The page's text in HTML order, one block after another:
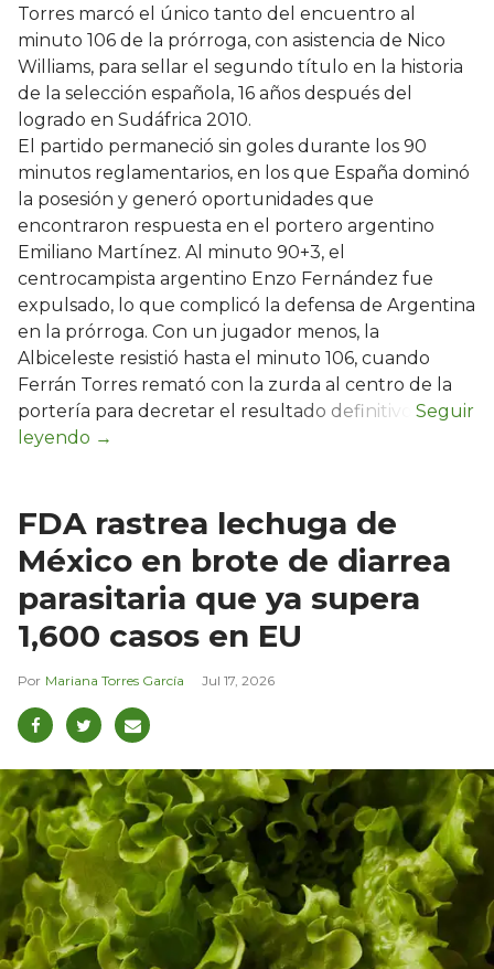
Torres marcó el único tanto del encuentro al
minuto 106 de la prórroga, con asistencia de Nico
Williams, para sellar el segundo título en la historia
de la selección española, 16 años después del
logrado en Sudáfrica 2010.
El partido permaneció sin goles durante los 90
minutos reglamentarios, en los que España dominó
la posesión y generó oportunidades que
encontraron respuesta en el portero argentino
Emiliano Martínez. Al minuto 90+3, el
centrocampista argentino Enzo Fernández fue
expulsado, lo que complicó la defensa de Argentina
en la prórroga. Con un jugador menos, la
Albiceleste resistió hasta el minuto 106, cuando
Ferrán Torres remató con la zurda al centro de la
portería para decretar el resultado definitivo.
FDA rastrea lechuga de
México en brote de diarrea
parasitaria que ya supera
1,600 casos en EU
Mariana Torres García Jul 17, 2026